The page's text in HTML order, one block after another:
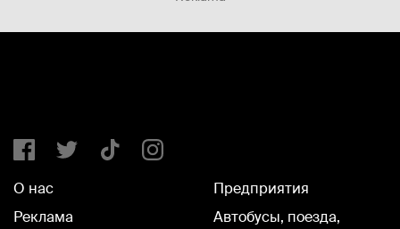
О нас
Реклама
Предприятия
Автобусы, поезда,